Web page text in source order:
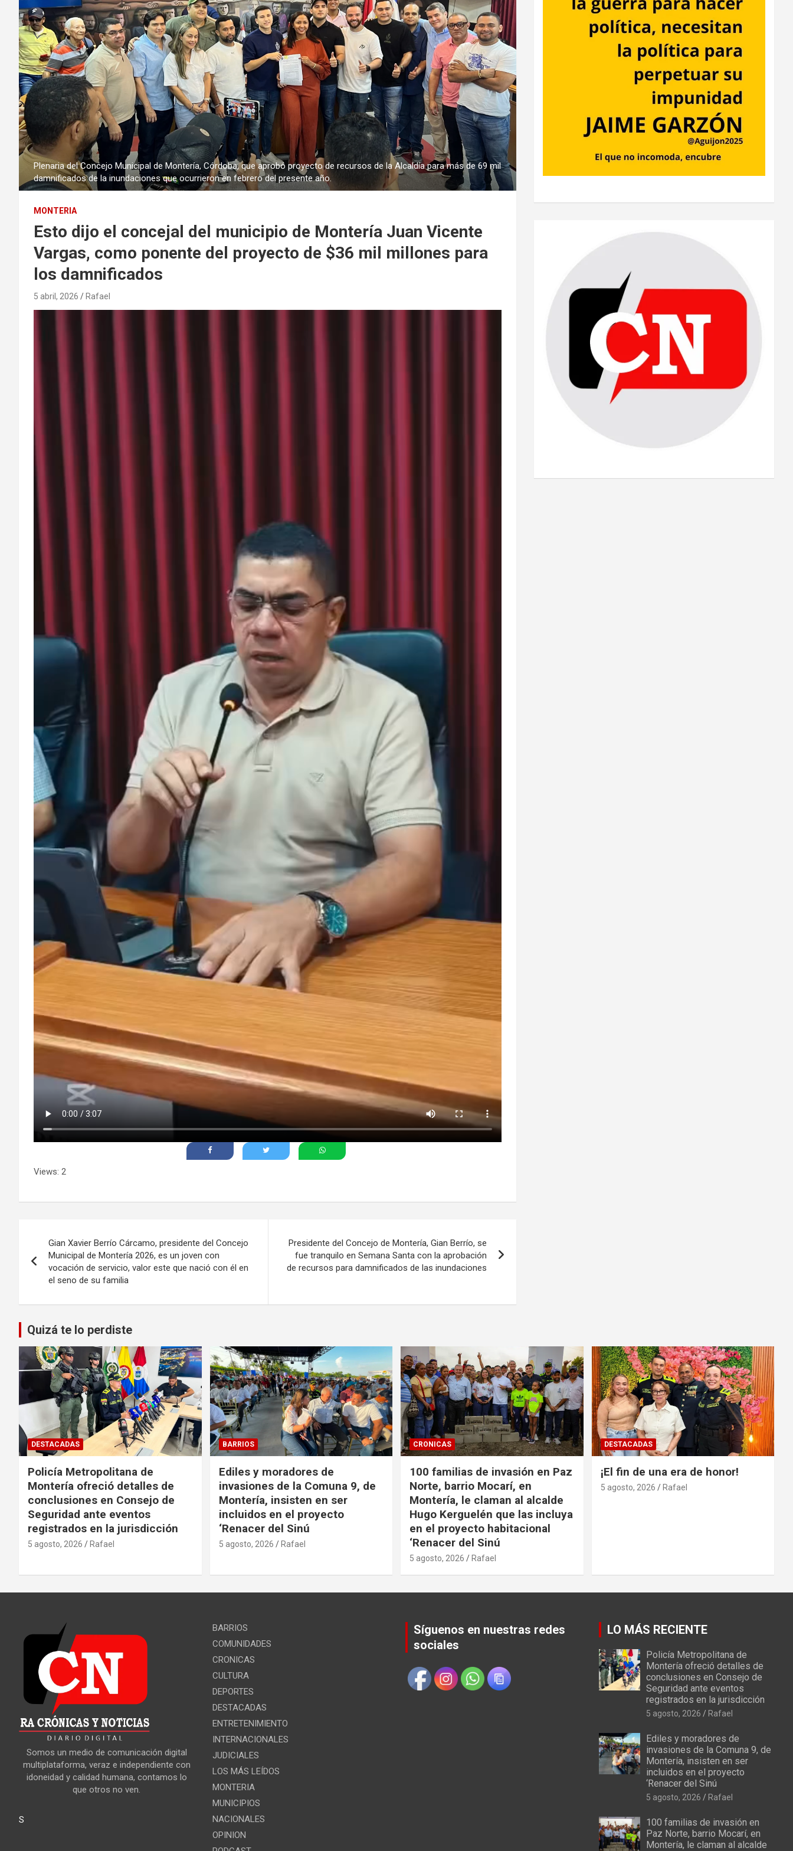
Plenaria del Concejo Municipal de Montería, Córdoba, que aprobó proyecto de recursos de la Alcaldía para más de 69 mil
damnificados de la inundaciones que ocurrieron en febrero del presente año.
MONTERIA
Esto dijo el concejal del municipio de Montería Juan Vicente
Vargas, como ponente del proyecto de $36 mil millones para
los damnificados
5 abril, 2026 Rafael
Views: 2
de
entradas
Gian Xavier Berrío Cárcamo, presidente del Concejo
Municipal de Montería 2026, es un joven con
vocación de servicio, valor este que nació con él en
el seno de su familia
Presidente del Concejo de Montería, Gian Berrío, se
fue tranquilo en Semana Santa con la aprobación
de recursos para damnificados de las inundaciones
Quizá te lo perdiste
DESTACADAS
Policía Metropolitana de
Montería ofreció detalles de
conclusiones en Consejo de
Seguridad ante eventos
registrados en la jurisdicción
5 agosto, 2026 Rafael
BARRIOS
Ediles y moradores de
invasiones de la Comuna 9, de
Montería, insisten en ser
incluidos en el proyecto
‘Renacer del Sinú
5 agosto, 2026 Rafael
CRONICAS
100 familias de invasión en Paz
Norte, barrio Mocarí, en
Montería, le claman al alcalde
Hugo Kerguelén que las incluya
en el proyecto habitacional
‘Renacer del Sinú
5 agosto, 2026 Rafael
DESTACADAS
¡El fin de una era de honor!
5 agosto, 2026 Rafael
Somos un medio de comunicación digital
multiplataforma, veraz e independiente con
idoneidad y calidad humana, contamos lo
que otros no ven.
S
BARRIOS
COMUNIDADES
CRONICAS
CULTURA
DEPORTES
DESTACADAS
ENTRETENIMIENTO
INTERNACIONALES
JUDICIALES
LOS MÁS LEÍDOS
MONTERIA
MUNICIPIOS
NACIONALES
OPINION
Síguenos en nuestras redes
sociales
LO MÁS RECIENTE
Policía Metropolitana de
Montería ofreció detalles de
conclusiones en Consejo de
Seguridad ante eventos
registrados en la jurisdicción
5 agosto, 2026 Rafael
Ediles y moradores de
invasiones de la Comuna 9, de
Montería, insisten en ser
incluidos en el proyecto
‘Renacer del Sinú
5 agosto, 2026 Rafael
100 familias de invasión en
Paz Norte, barrio Mocarí, en
Montería, le claman al alcalde